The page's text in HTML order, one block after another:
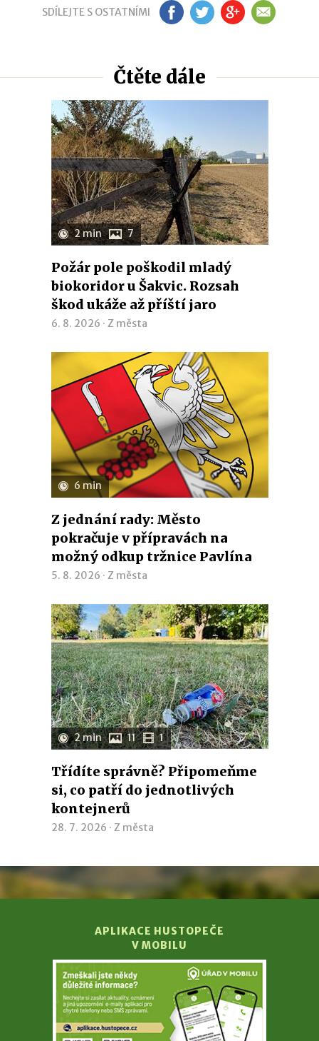
SDÍLEJTE S OSTATNÍMI FB TW GP EM
Čtěte dále
2 min 7
Požár pole poškodil mladý
biokoridor u Šakvic. Rozsah
škod ukáže až příští jaro
6. 8. 2026 · Z města
6 min
Z jednání rady: Město
pokračuje v přípravách na
možný odkup tržnice Pavlína
5. 8. 2026 · Z města
2 min 11 1
Třídíte správně? Připomeňme
si, co patří do jednotlivých
kontejnerů
28. 7. 2026 · Z města
APLIKACE HUSTOPEČE
V MOBILU